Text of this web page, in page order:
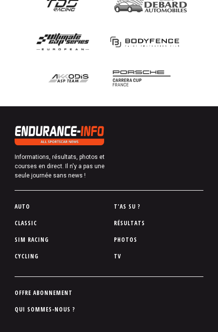
Informations, résultats, photos et
courses en direct. Il n'y a pas une
seule journée sans news !
P
d
d
p
e
AUTO
CLASSIC
SIM RACING
CYCLING
T'AS SU ?
RÉSULTATS
PHOTOS
TV
P
OFFRE ABONNEMENT
QUI SOMMES-NOUS ?